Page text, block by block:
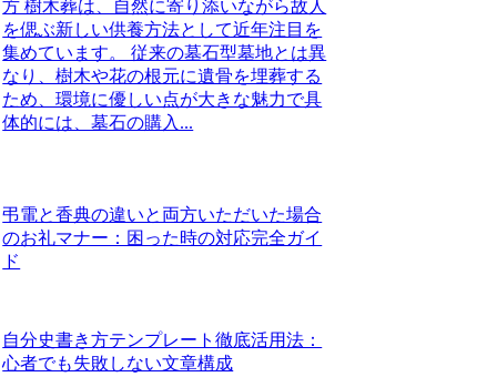
方 樹木葬は、自然に寄り添いながら故人
を偲ぶ新しい供養方法として近年注目を
集めています。 従来の墓石型墓地とは異
なり、樹木や花の根元に遺骨を埋葬する
ため、環境に優しい点が大きな魅力で具
体的には、墓石の購入...
弔電と香典の違いと両方いただいた場合
のお礼マナー：困った時の対応完全ガイ
ド
自分史書き方テンプレート徹底活用法：
心者でも失敗しない文章構成